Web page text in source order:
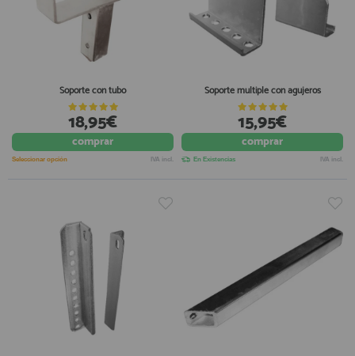
Soporte con tubo
18,95€
comprar
Seleccionar opción IVA incl.
Soporte multiple con agujeros
15,95€
comprar
En Existencias IVA incl.